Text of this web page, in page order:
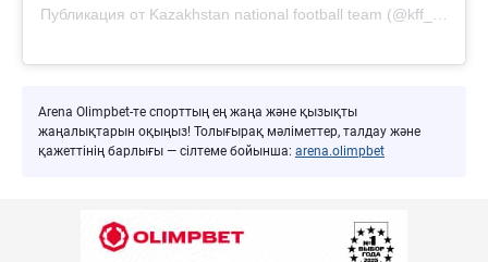
Arena Olimpbet-те спорттың ең жаңа және қызықты
жаңалықтарын оқыңыз! Толығырақ мәліметтер, талдау және
қажеттінің барлығы — сілтеме бойынша: arena.olimpbet